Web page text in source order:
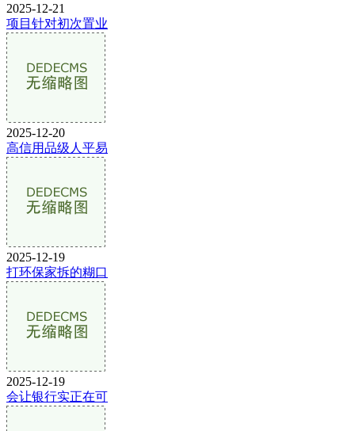
2025-12-21
项目针对初次置业
2025-12-20
高信用品级人平易
2025-12-19
打环保家拆的糊口
2025-12-19
会让银行实正在可